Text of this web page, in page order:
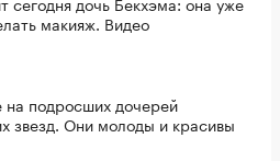
макияж. Видео
на подросших дочерей
звезд. Они молоды и красивы